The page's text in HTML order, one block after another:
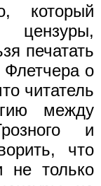
который
цензуры,
печатать
Флетчера о
читатель
между
и
что
не только